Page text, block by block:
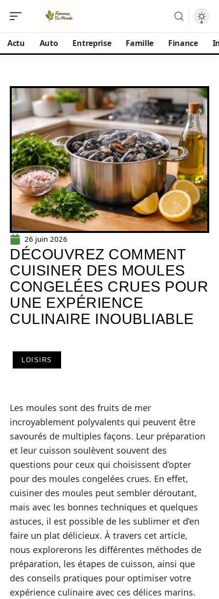
Actu Auto Entreprise Famille Finance
26 juin 2026
DÉCOUVREZ COMMENT
CUISINER DES MOULES
CONGELÉES CRUES POUR
UNE EXPÉRIENCE
CULINAIRE INOUBLIABLE
LOISIRS
Les moules sont des fruits de mer
incroyablement polyvalents qui peuvent être
savourés de multiples façons. Leur préparation
et leur cuisson soulèvent souvent des
questions pour ceux qui choisissent d’opter
pour des moules congelées crues. En effet,
cuisiner des moules peut sembler déroutant,
mais avec les bonnes techniques et quelques
astuces, il est possible de les sublimer et d’en
faire un plat délicieux. À travers cet article,
nous explorerons les différentes méthodes de
préparation, les étapes de cuisson, ainsi que
des conseils pratiques pour optimiser votre
expérience culinaire avec ces délices marins.